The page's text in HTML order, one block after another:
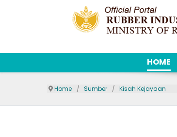
HOME
Home Sumber Kisah Kejayaan